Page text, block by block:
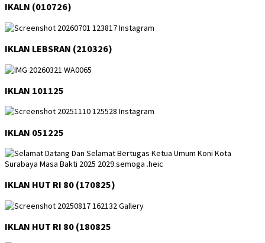
IKALN (010726)
IKLAN LEBSRAN (210326)
IKLAN 101125
IKLAN 051225
IKLAN HUT RI 80 (170825)
IKLAN HUT RI 80 (180825